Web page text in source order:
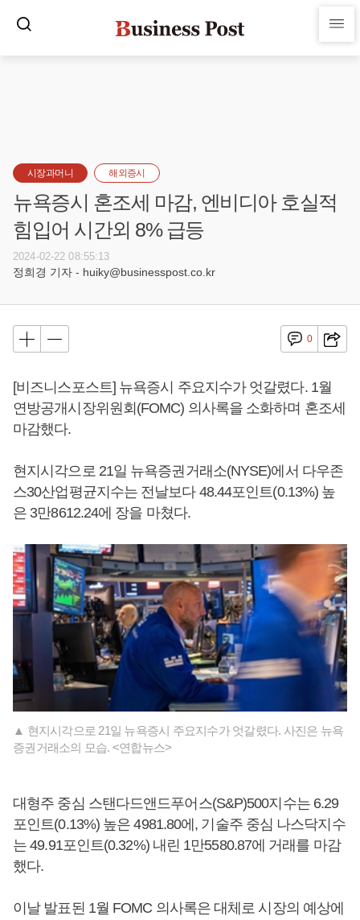
시장과머니 해외증시
뉴욕증시 혼조세 마감, 엔비디아 호실적
힘입어 시간외 8% 급등
2024-02-22 08:55:13
정희경 기자 - huiky@businesspost.co.kr
0
[비즈니스포스트] 뉴욕증시 주요지수가 엇갈렸다. 1월
연방공개시장위원회(FOMC) 의사록을 소화하며 혼조세
마감했다.
현지시각으로 21일 뉴욕증권거래소(NYSE)에서 다우존
스30산업평균지수는 전날보다 48.44포인트(0.13%) 높
은 3만8612.24에 장을 마쳤다.
▲ 현지시각으로 21일 뉴욕증시 주요지수가 엇갈렸다. 사진은 뉴욕
증권거래소의 모습. <연합뉴스>
대형주 중심 스탠다드앤드푸어스(S&P)500지수는 6.29
포인트(0.13%) 높은 4981.80에, 기술주 중심 나스닥지수
는 49.91포인트(0.32%) 내린 1만5580.87에 거래를 마감
했다.
이날 발표된 1월 FOMC 의사록은 대체로 시장의 예상에